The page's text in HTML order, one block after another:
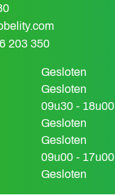
203 350
Gesloten
Gesloten
09u30 - 18u00
Gesloten
Gesloten
09u00 - 17u00
Gesloten